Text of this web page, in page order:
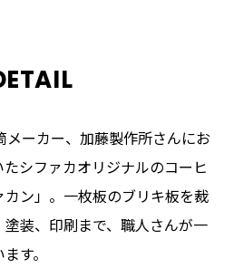
メーカー、加藤製作所さんにお
シファカオリジナルのコーヒ
ン」。一枚板のブリキ板を裁
装、印刷まで、職人さんが一
す。